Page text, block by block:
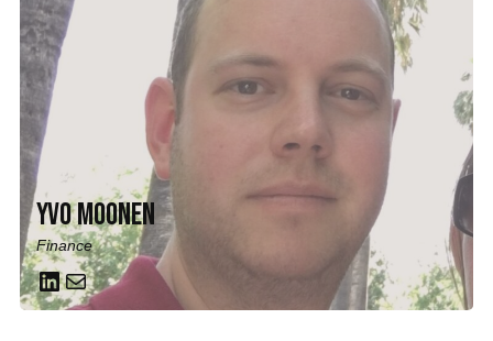
Yvo Moonen
Finance
LinkedIn Mail